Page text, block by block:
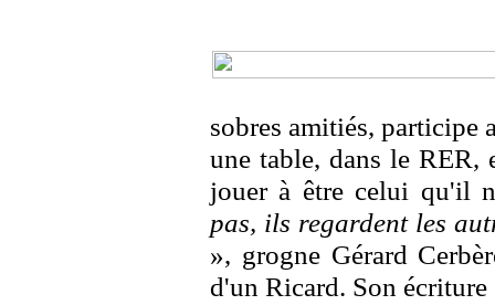
sobres amitiés, participe
une table, dans le RER,
jouer à être celui qu'il
pas, ils regardent les
», grogne Gérard
d'un Ricard. Son écriture